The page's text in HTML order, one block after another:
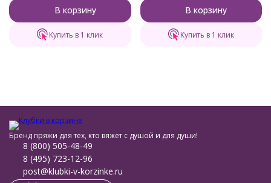
В корзину
Купить в 1 клик
В корзину
Купить в 1 клик
Бренд пряжи для тех, кто вяжет с душой и для души!
8 (800) 505-48-49
8 (495) 723-12-96
post@klubki-v-korzinke.ru